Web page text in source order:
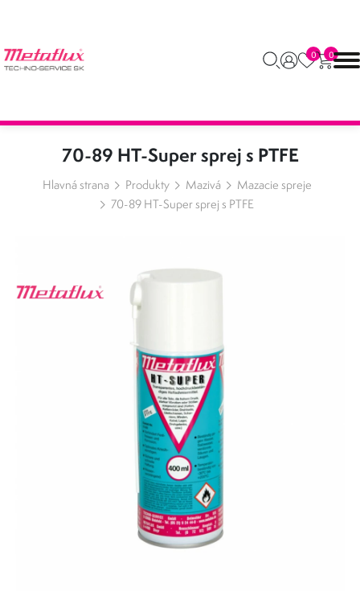
0 0
70-89 HT-Super sprej s PTFE
Hlavná strana Produkty Mazivá
Mazacie spreje
70-89 HT-Super sprej s PTFE